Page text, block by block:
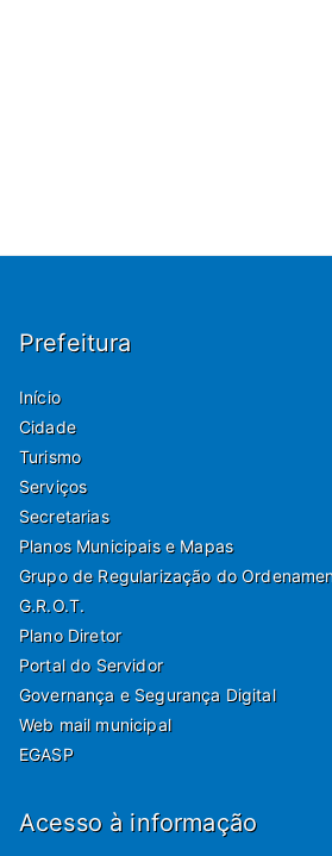
Prefeitura
Início
Cidade
Turismo
Serviços
Secretarias
Planos Municipais e Mapas
Grupo de Regularização do
G.R.O.T.
Plano Diretor
Portal do Servidor
Governança e Segurança Digital
Web mail municipal
EGASP
Acesso à informação